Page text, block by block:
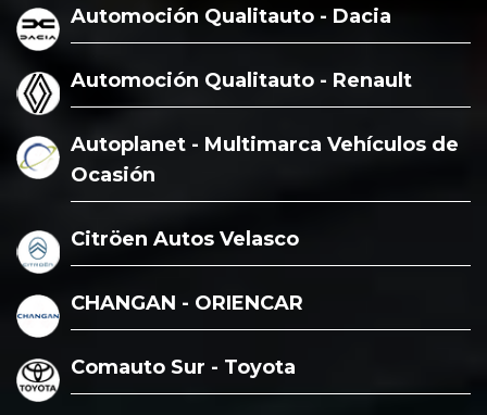
Automoción Qualitauto - Dacia
Automoción Qualitauto - Renault
Autoplanet - Multimarca Vehículos de
Ocasión
Citröen Autos Velasco
CHANGAN - ORIENCAR
Comauto Sur - Toyota